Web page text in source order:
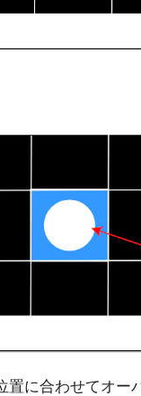
に合わせてオー